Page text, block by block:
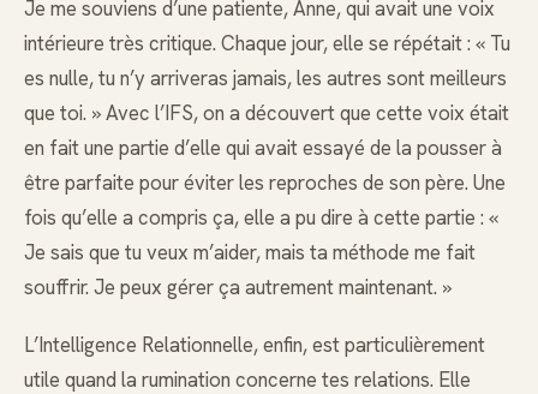
Je me souviens d’une patiente, Anne, qui avait une voix
intérieure très critique. Chaque jour, elle se répétait : « Tu
es nulle, tu n’y arriveras jamais, les autres sont meilleurs
que toi. » Avec l’IFS, on a découvert que cette voix était
en fait une partie d’elle qui avait essayé de la pousser à
être parfaite pour éviter les reproches de son père. Une
fois qu’elle a compris ça, elle a pu dire à cette partie : «
Je sais que tu veux m’aider, mais ta méthode me fait
souffrir. Je peux gérer ça autrement maintenant. »
L’Intelligence Relationnelle, enfin, est particulièrement
utile quand la rumination concerne tes relations. Elle